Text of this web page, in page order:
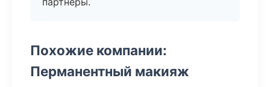
Похожие компании:
Перманентный макияж